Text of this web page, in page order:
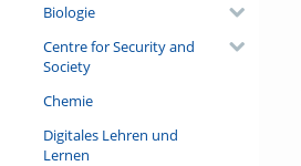
Biologie
Centre for Security and
Society
Chemie
Digitales Lehren und
Lernen